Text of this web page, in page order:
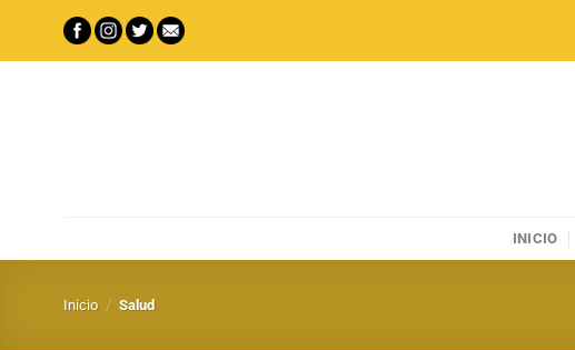
contenido
INICIO
Inicio / Salud